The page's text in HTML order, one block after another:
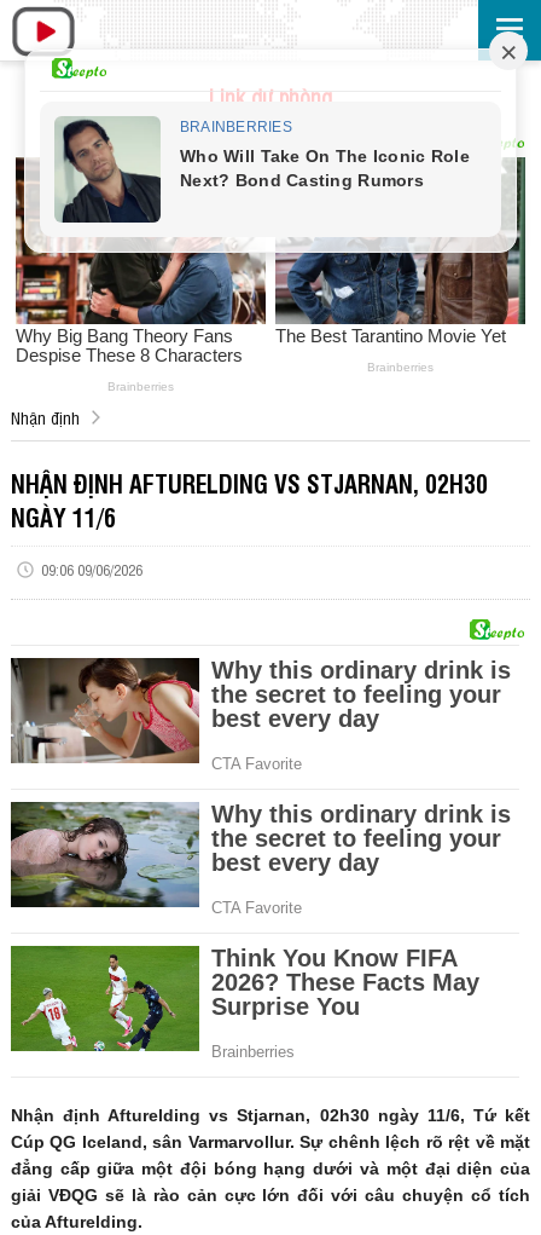
Link dự phòng
Nhận định
NHẬN ĐỊNH AFTURELDING VS STJARNAN, 02H30
NGÀY 11/6
09:06 09/06/2026
Nhận định Afturelding vs Stjarnan, 02h30 ngày 11/6, Tứ kết
Cúp QG Iceland, sân Varmarvollur. Sự chênh lệch rõ rệt về mặt
đẳng cấp giữa một đội bóng hạng dưới và một đại diện của
giải VĐQG sẽ là rào cản cực lớn đối với câu chuyện cổ tích
của Afturelding.